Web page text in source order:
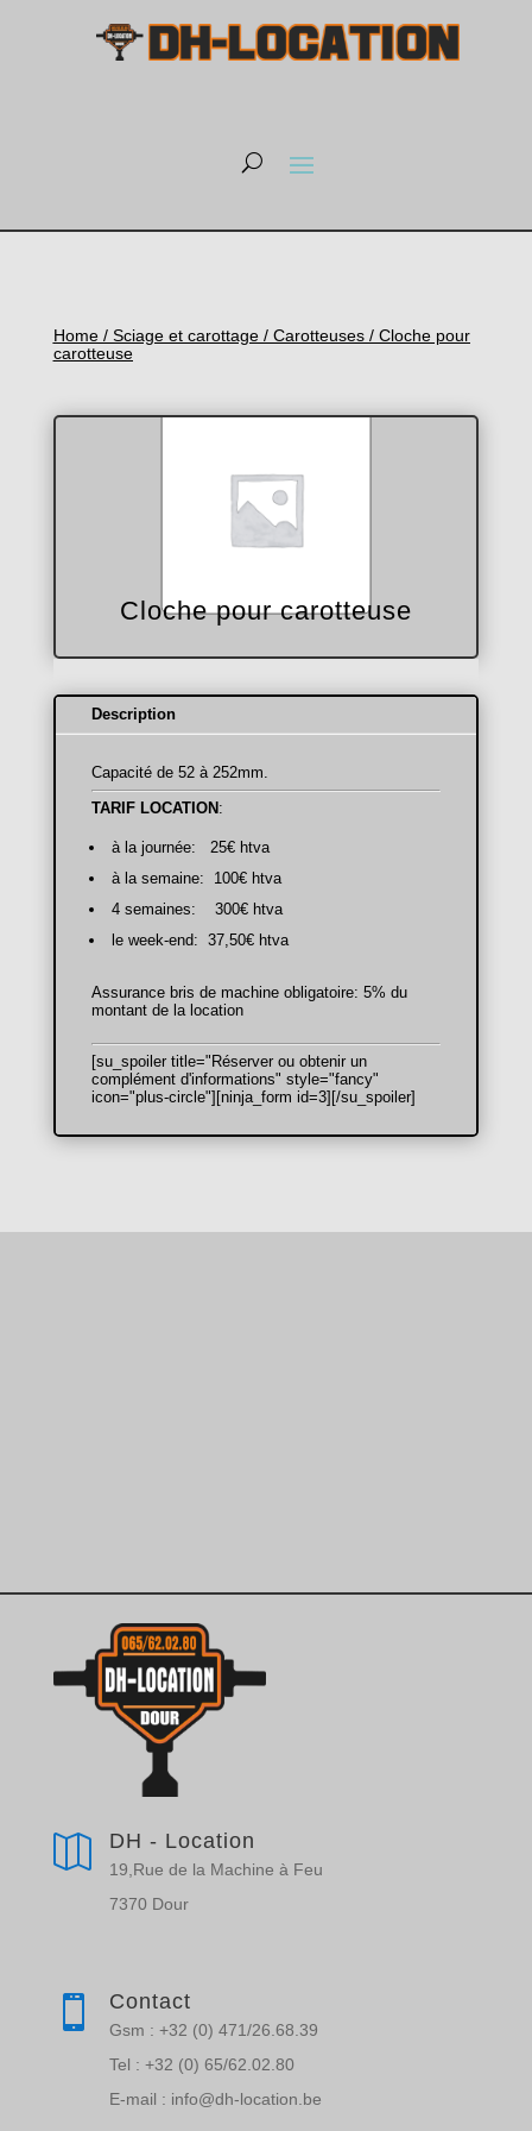
Home/ Sciage et carottage/ Carotteuses/ Cloche pour
carotteuse
Cloche pour carotteuse
Description
Capacité de 52 à 252mm.
TARIF LOCATION :
à la journée: 25€ htva
à la semaine: 100€ htva
4 semaines: 300€ htva
le week-end: 37,50€ htva
Assurance bris de machine obligatoire: 5% du
montant de la location
[su_spoiler title="Réserver ou obtenir un
complément d'informations" style="fancy"
icon="plus-circle"][ninja_form id=3][/su_spoiler]
 DH - Location
19,Rue de la Machine à Feu
7370 Dour
 Contact
Gsm : +32 (0) 471/26.68.39
Tel : +32 (0) 65/62.02.80
E-mail : info@dh-location.be